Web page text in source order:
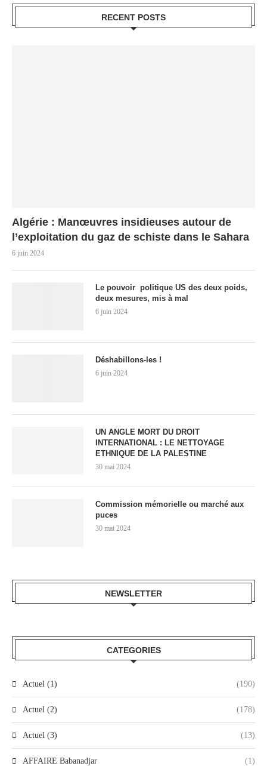
RECENT POSTS
Algérie : Manœuvres insidieuses autour de
l’exploitation du gaz de schiste dans le Sahara
6 juin 2024
Le pouvoir politique US des deux poids,
deux mesures, mis à mal
6 juin 2024
Déshabillons-les !
6 juin 2024
UN ANGLE MORT DU DROIT
INTERNATIONAL : LE NETTOYAGE
ETHNIQUE DE LA PALESTINE
30 mai 2024
Commission mémorielle ou marché aux
puces
30 mai 2024
NEWSLETTER
CATEGORIES
Actuel (1) (190)
Actuel (2) (178)
Actuel (3) (13)
AFFAIRE Babanadjar (1)